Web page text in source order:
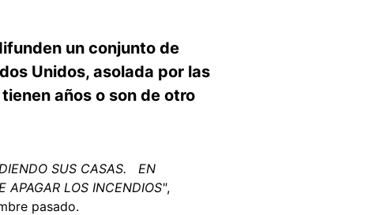
un conjunto de
Unidos, asolada por las
años o son de otro
SUS CASAS. EN
APAGAR LOS INCENDIOS",
pasado.